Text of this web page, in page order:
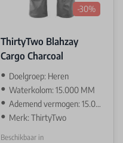
-30%
ThirtyTwo Blahzay
Cargo Charcoal
Doelgroep: Heren
Waterkolom: 15.000 MM
Ademend vermogen: 15.000 GR
Merk: ThirtyTwo
Beschikbaar in